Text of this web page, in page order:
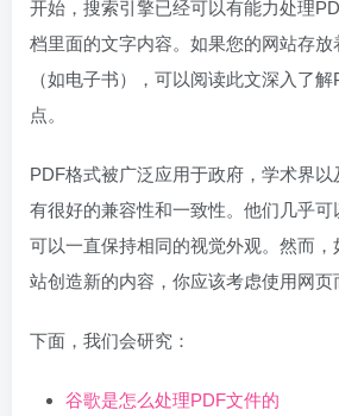
开始，搜索引擎已经可以有能力处理
档里面的文字内容。如果您的网站存放
（如电子书），可以阅读此文深入了
点。
PDF格式被广泛应用于政府，学术界
有很好的兼容性和一致性。他们几乎可
可以一直保持相同的视觉外观。然而
站创造新的内容，你应该考虑使用网页
下面，我们会研究：
谷歌是怎么处理PDF文件的